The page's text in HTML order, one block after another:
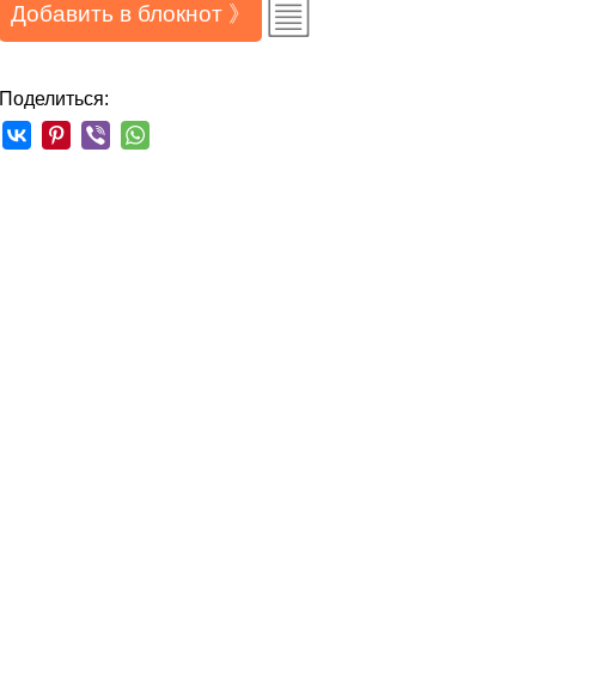
Добавить в блокнот 》
Поделиться: